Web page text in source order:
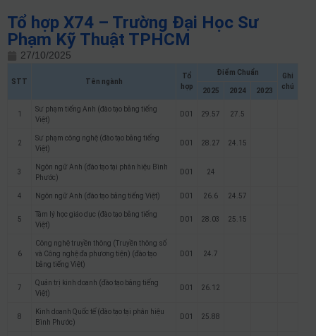
Tổ hợp X74 – Trường Đại Học Sư
Phạm Kỹ Thuật TPHCM
27/10/2025
STT Tên ngành
Tổ
hợp
Điểm Chuẩn
Ghi
chú
2025 2024 2023
1
Sư phạm tiếng Anh (đào tạo bằng tiếng
Việt)
D01 29.57 27.5
2
Sư phạm công nghệ (đào tạo bằng tiếng
Việt)
D01 28.27 24.15
3
Ngôn ngữ Anh (đào tạo tại phân hiệu Bình
Phước)
D01 24
4 Ngôn ngữ Anh (đào tạo bằng tiếng Việt) D01 26.6 24.57
5
Tâm lý học giáo dục (đào tạo bằng tiếng
Việt)
D01 28.03 25.15
6
Công nghệ truyền thông (Truyền thông số
và Công nghệ đa phương tiện) (đào tạo
bằng tiếng Việt)
D01 24.7
7
Quản trị kinh doanh (đào tạo bằng tiếng
Việt)
D01 26.12
8
Kinh doanh Quốc tế (đào tạo tại phân hiệu
Bình Phước)
D01 25.88